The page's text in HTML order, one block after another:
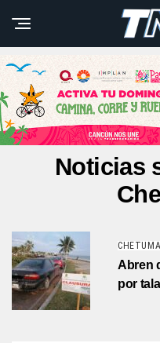
Noticias
Abren
por